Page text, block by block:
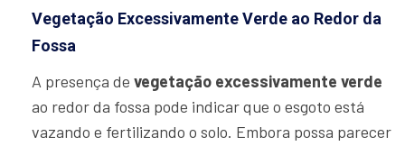
Vegetação Excessivamente Verde ao Redor da
Fossa
A presença de vegetação excessivamente verde
ao redor da fossa pode indicar que o esgoto está
vazando e fertilizando o solo. Embora possa parecer